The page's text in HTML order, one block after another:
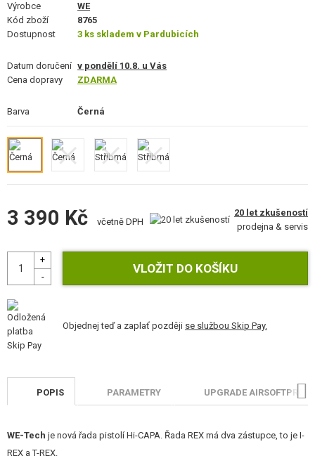
SERVIS A ÚDRŽBA ZBRANÍ
TERČE, STŘELNICE
OUTDOOR A BUSHCRAFT
JÍDLO
STAVEBNICE, MODELY
NOVINKY
SLEVY, AKCE
KONTAKT
Výrobce
WE
Kód zboží
8765
Dostupnost
3 ks skladem v Pardubicích
Datum doručení v pondělí 10.8. u Vás
Cena dopravy
ZDARMA
Barva Černá
3 390 Kč včetně DPH
20 let zkušeností
prodejna & servis
Objednej teď a zaplať později se službou Skip Pay.
POPIS PARAMETRY UPGRADE AIRSOFTPRO
WE-Tech je nová řada pistolí Hi-CAPA. Řada REX má dva zástupce, to je I-
REX a T-REX.